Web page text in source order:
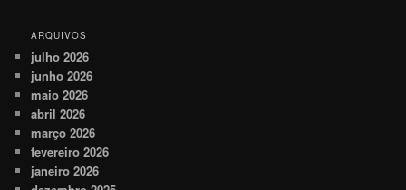
ARQUIVOS
julho 2026
junho 2026
maio 2026
abril 2026
março 2026
fevereiro 2026
janeiro 2026